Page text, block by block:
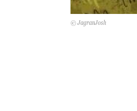
© JagranJosh